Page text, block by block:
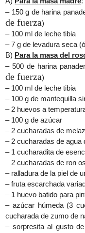
– 150 g de harina
de fuerza)
– 100 ml de leche tibia
– 7 g de levadura seca
B) Para la masa del
– 500 de harina
de fuerza)
– 100 ml de leche tibia
– 100 g de mantequilla
– 2 huevos a
– 100 g de azúcar
– 2 cucharadas de
– 2 cucharadas de agua
– 1 cucharadita de
– 2 cucharadas de ron
– ralladura de la piel de
– fruta escarchada
– 1 huevo batido para
– azúcar húmeda (3
cucharada de zumo de
– sorpresita al gusto